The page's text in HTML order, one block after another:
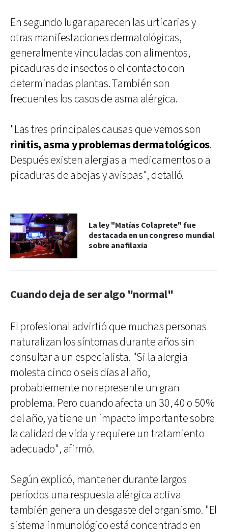
En segundo lugar aparecen las urticarias y
otras manifestaciones dermatológicas,
generalmente vinculadas con alimentos,
picaduras de insectos o el contacto con
determinadas plantas. También son
frecuentes los casos de asma alérgica.
"Las tres principales causas que vemos son
rinitis, asma y problemas dermatológicos.
Después existen alergias a medicamentos o a
picaduras de abejas y avispas", detalló.
La ley "Matías Colaprete" fue
destacada en un congreso mundial
sobre anafilaxia
Cuando deja de ser algo "normal"
El profesional advirtió que muchas personas
naturalizan los síntomas durante años sin
consultar a un especialista. "Si la alergia
molesta cinco o seis días al año,
probablemente no represente un gran
problema. Pero cuando afecta un 30, 40 o 50%
del año, ya tiene un impacto importante sobre
la calidad de vida y requiere un tratamiento
adecuado", afirmó.
Según explicó, mantener durante largos
períodos una respuesta alérgica activa
también genera un desgaste del organismo. "El
sistema inmunológico está concentrado en